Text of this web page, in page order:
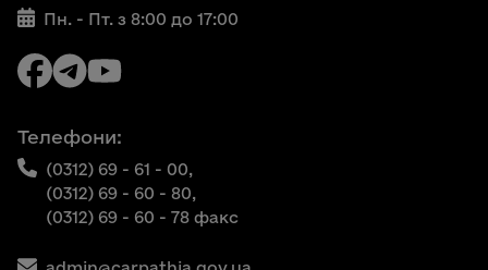
Пн. - Пт. з 8:00 до 17:00
Телефони:
(0312) 69 - 61 - 00,
(0312) 69 - 60 - 80,
(0312) 69 - 60 - 78 факс